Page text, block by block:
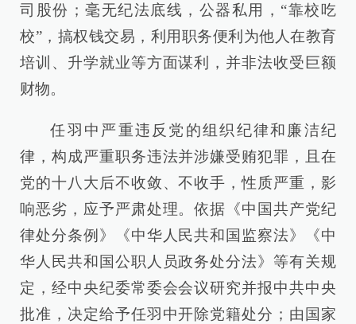
司股份；毫无纪法底线，公器私用，“靠校吃
校”，搞权钱交易，利用职务便利为他人在教育
培训、升学就业等方面谋利，并非法收受巨额
财物。
任羽中严重违反党的组织纪律和廉洁纪
律，构成严重职务违法并涉嫌受贿犯罪，且在
党的十八大后不收敛、不收手，性质严重，影
响恶劣，应予严肃处理。依据《中国共产党纪
律处分条例》《中华人民共和国监察法》《中
华人民共和国公职人员政务处分法》等有关规
定，经中央纪委常委会会议研究并报中共中央
批准，决定给予任羽中开除党籍处分；由国家